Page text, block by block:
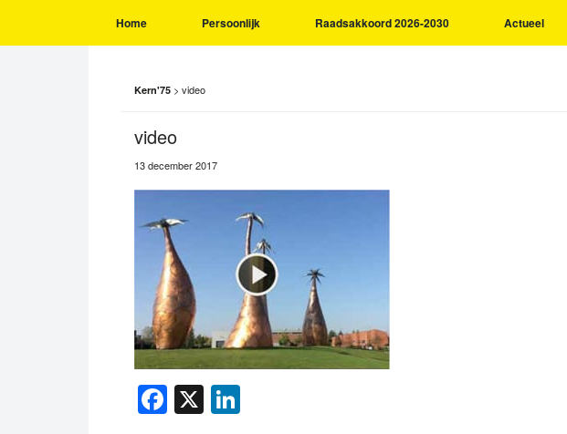
Home Persoonlijk Raadsakkoord 2026-2030 Actueel
Kern'75 > video
video
13 december 2017
Facebook
X